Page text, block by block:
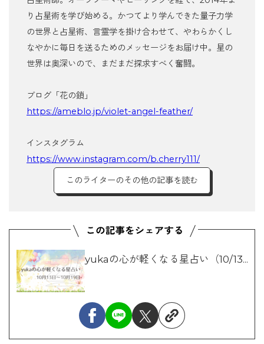
り占星術を学び始める。かつてより学んできた量子力学
の世界と占星術、言霊学を掛け合わせて、やわらかくし
なやかに毎日を送るためのメッセージをお届け中。星の
世界は奥深いので、まだまだ探求すべく奮闘。
ブログ「花の鎖」
https://ameblo.jp/violet-angel-feather/
インスタグラム
https://www.instagram.com/b.cherry111/
このライターのその他の記事を読む
yukaの心が軽くなる星占い（10/13...